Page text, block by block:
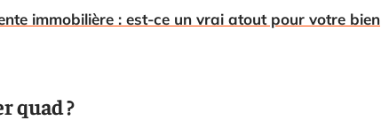
immobilière : est-ce un vrai atout pour votre bien
quad ?